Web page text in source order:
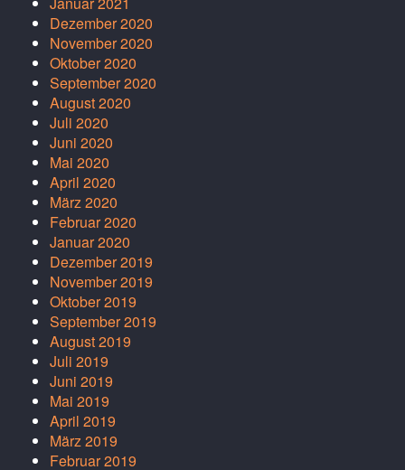
Dezember 2020
November 2020
Oktober 2020
September 2020
August 2020
Juli 2020
Juni 2020
Mai 2020
April 2020
März 2020
Februar 2020
Januar 2020
Dezember 2019
November 2019
Oktober 2019
September 2019
August 2019
Juli 2019
Juni 2019
Mai 2019
April 2019
März 2019
Februar 2019